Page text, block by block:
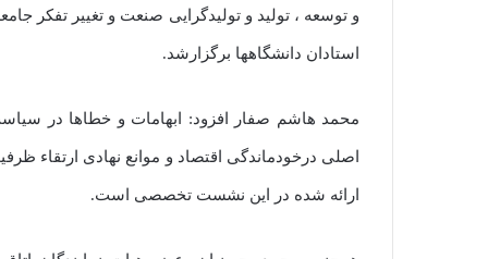
و توسعه ، تولید و تولیدگرایی صنعت و تغییر تفکر
استادان دانشگاهها برگزارشد.
محمد هاشم صفار افزود: ابهامات و خطاها در
اصلی درخودماندگی اقتصاد و موانع نهادی ارتقاء
ارائه شده در این نشست تخصصی است.